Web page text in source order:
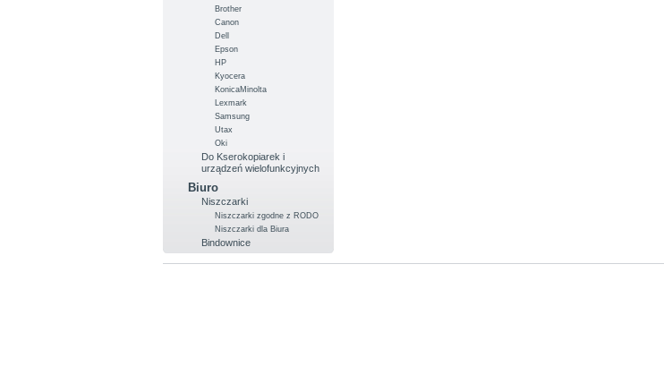
Brother
Canon
Dell
Epson
HP
Kyocera
KonicaMinolta
Lexmark
Samsung
Utax
Oki
Do Kserokopiarek i
urządzeń wielofunkcyjnych
Biuro
Niszczarki
Niszczarki zgodne z RODO
Niszczarki dla Biura
Bindownice